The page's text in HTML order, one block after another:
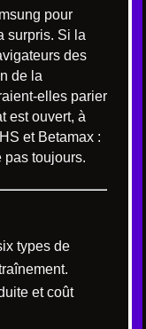
pour
surpris. Si la
des
de la
elles parier
est ouvert, à
et Betamax :
pas toujours.
types de
et coût